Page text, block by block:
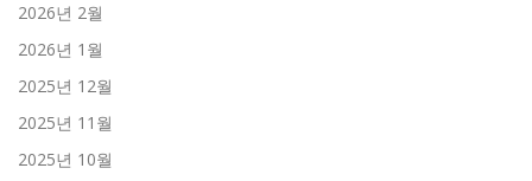
2026년 2월
2026년 1월
2025년 12월
2025년 11월
2025년 10월